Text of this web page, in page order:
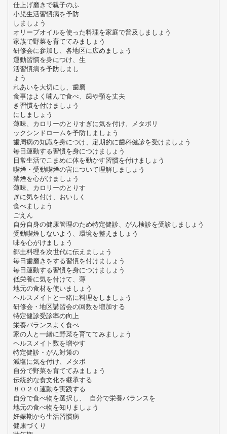
仕上げ磨きで親子のふ
小児生活習慣病を予防
しましょう
オリーブオイルを使った料理を家庭で普及しましょう
家族で野菜を育ててみましょう
研修会に参加し、各地区に広めましょう
運動習慣を身につけ、生
活習慣病を予防しまし
ょう
れあいを大切にし、歯磨
食事はよく噛んで食べ、歯や顎を丈夫
き習慣を付けましょう
にしましょう
薄味、カロリーのとりすぎに気を付け、メタボリ
ックシンドロームを予防しましょう
歯周病の知識を身につけ、定期的に歯科健診を受けましょう
毎日運動する習慣を身につけましょう
日常生活でこまめに体を動かす習慣を付けましょう
喫煙・受動喫煙の害について理解しましょう
禁煙を心がけましょう
薄味、カロリーのとりす
ぎに気を付け、おいしく
食べましょう
ごえん
自分自身の健康管理のため特定健診、がん検診を受診しましょう
受動喫煙しないよう、環境を整えましょう
味を心がけましょう
郷土料理を次世代に伝えましょう
毎日歯磨きをする習慣を付けましょう
毎日運動する習慣を身につけましょう
低栄養に気を付けて、薄
地元の食材を使いましょう
ヘルスメイトと一緒に料理をしましょう
研修会・地区講習会の回数を増加する
特定健診受診率の向上
栄養バランスよく食べ
家の人と一緒に野菜を育ててみましょう
ヘルスメイト数を増やす
特定健診・がん対策の
減塩に気を付け、メタボ
自分で野菜を育ててみましょう
伝統的な食文化を継承する
８０２０運動を実践する
自分で食べ物を選択し、 自分で栄養バランスを
地元の食べ物を知りましょう
妊娠期から生活習慣病
健康づくり